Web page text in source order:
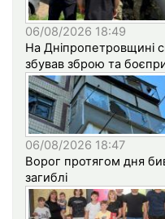
06/08/2026 18:49
На Дніпропетровщині
збував зброю та
06/08/2026 18:47
Ворог протягом дня
загиблі